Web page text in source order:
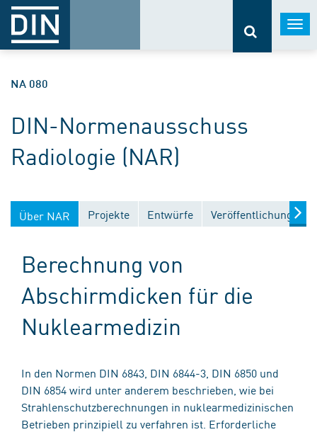
NA 080
DIN-Normenausschuss
Radiologie (NAR)
Über NAR Projekte Entwürfe Veröffentlichungen
Berechnung von
Abschirmdicken für die
Nuklearmedizin
In den Normen DIN 6843, DIN 6844-3, DIN 6850 und
DIN 6854 wird unter anderem beschrieben, wie bei
Strahlenschutzberechnungen in nuklearmedizinischen
Betrieben prinzipiell zu verfahren ist. Erforderliche